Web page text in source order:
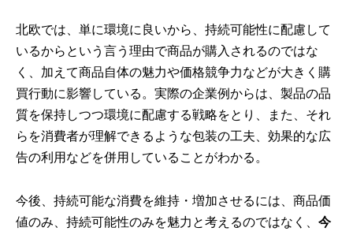
北欧では、単に環境に良いから、持続可能性に配慮して
いるからという言う理由で商品が購入されるのではな
く、加えて商品自体の魅力や価格競争力などが大きく購
買行動に影響している。実際の企業例からは、製品の品
質を保持しつつ環境に配慮する戦略をとり、また、それ
らを消費者が理解できるような包装の工夫、効果的な広
告の利用などを併用していることがわかる。
今後、持続可能な消費を維持・増加させるには、商品価
値のみ、持続可能性のみを魅力と考えるのではなく、今